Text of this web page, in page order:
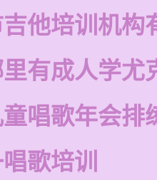
他培训机构
有成人学尤
唱歌年会排
歌培训